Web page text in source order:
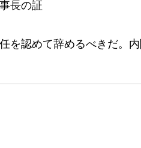
長の証
認めて辞めるべきだ。